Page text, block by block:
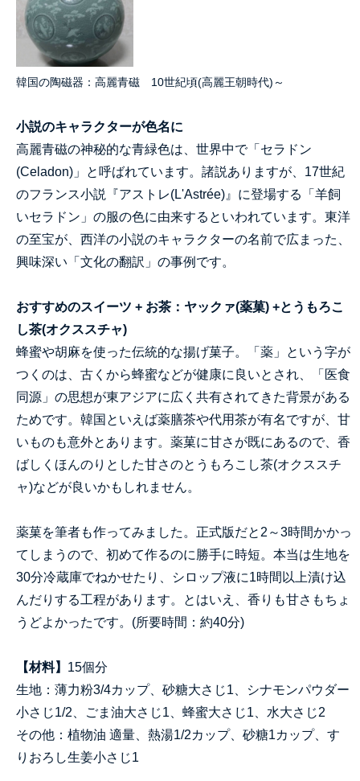
韓国の陶磁器：高麗青磁 10世紀頃(高麗王朝時代)～
小説のキャラクターが色名に
高麗青磁の神秘的な青緑色は、世界中で「セラドン
(Celadon)」と呼ばれています。諸説ありますが、17世紀
のフランス小説『アストレ(L'Astrée)』に登場する「羊飼
いセラドン」の服の色に由来するといわれています。東洋
の至宝が、西洋の小説のキャラクターの名前で広まった、
興味深い「文化の翻訳」の事例です。
おすすめのスイーツ + お茶：ヤックァ(薬菓) +とうもろこ
し茶(オクススチャ)
蜂蜜や胡麻を使った伝統的な揚げ菓子。「薬」という字が
つくのは、古くから蜂蜜などが健康に良いとされ、「医食
同源」の思想が東アジアに広く共有されてきた背景がある
ためです。韓国といえば薬膳茶や代用茶が有名ですが、甘
いものも意外とあります。薬菓に甘さが既にあるので、香
ばしくほんのりとした甘さのとうもろこし茶(オクススチ
ャ)などが良いかもしれません。
薬菓を筆者も作ってみました。正式版だと2～3時間かかっ
てしまうので、初めて作るのに勝手に時短。本当は生地を
30分冷蔵庫でねかせたり、シロップ液に1時間以上漬け込
んだりする工程があります。とはいえ、香りも甘さもちょ
うどよかったです。(所要時間：約40分)
【材料】 15個分
生地：薄力粉3/4カップ、砂糖大さじ1、シナモンパウダー
小さじ1/2、ごま油大さじ1、蜂蜜大さじ1、水大さじ2
その他：植物油 適量、熱湯1/2カップ、砂糖1カップ、す
りおろし生姜小さじ1